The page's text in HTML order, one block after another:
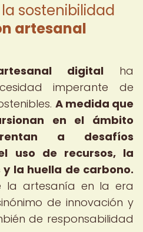
sostenibilidad
artesanal
digital ha
imperante de
A medida que
en el ámbito
a desafíos
uso de recursos, la
la huella de carbono.
la artesanía en la era
de innovación y
de responsabilidad